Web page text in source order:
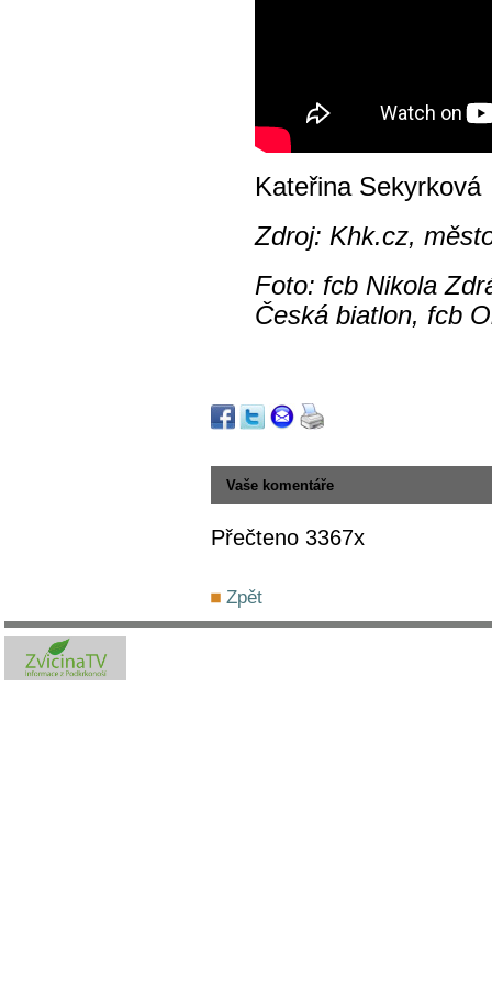
Kateřina Sekyrková
Zdroj: Khk.cz,
Foto: fcb Nikola
Česká biatlon, fcb
Vaše komentáře
Přečteno 3367x
Zpět